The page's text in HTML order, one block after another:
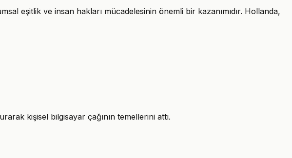
eşitlik ve insan hakları mücadelesinin önemli bir kazanımıdır. Hollanda,
kişisel bilgisayar çağının temellerini attı.